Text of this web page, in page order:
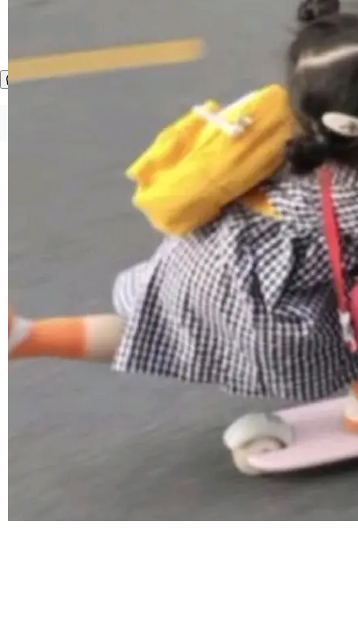
Harness 负责把能力落到真实环境中——调用工
具、读写文件、管理上下文、处理错误、完成闭
环。崔添翼招人的标...
理解、推理、生成与编辑，还仅以 8B-MoT 的轻
量大小，将能力推进到4K、更精细的真实质感、
更复杂的视觉控制和可持续迭代编辑。 相比 U
1，U1.5-Lite-Preview 在以下方向上带来了显著
提升： 原生支持4K图像生成； 更精细的局部纹
理、细节与真实世界质感； 更准确的中英文文字
生成与复杂版式组织； 更稳定的图...
©OSCHINA(OSChina.NET) 京ICP备2025119063号